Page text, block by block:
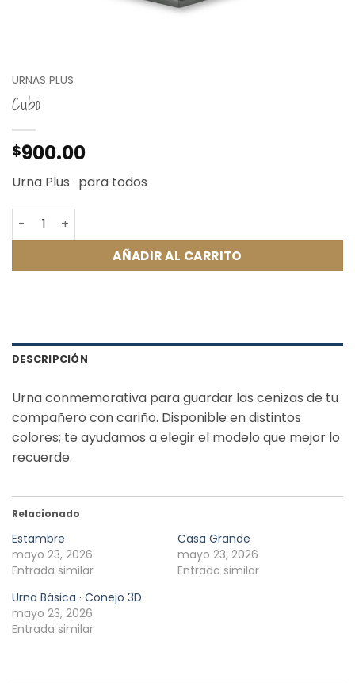
URNAS PLUS
Cubo
$900.00
Urna Plus · para todos
Cubo cantidad
AÑADIR AL CARRITO
DESCRIPCIÓN
Urna conmemorativa para guardar las cenizas de tu
compañero con cariño. Disponible en distintos
colores; te ayudamos a elegir el modelo que mejor lo
recuerde.
Relacionado
Estambre
mayo 23, 2026
Entrada similar
Casa Grande
mayo 23, 2026
Entrada similar
Urna Básica · Conejo 3D
mayo 23, 2026
Entrada similar